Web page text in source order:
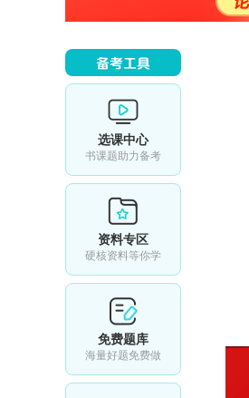
选课中心
书课题助力备考
资料专区
硬核资料等你学
免费题库
海量好题免费做